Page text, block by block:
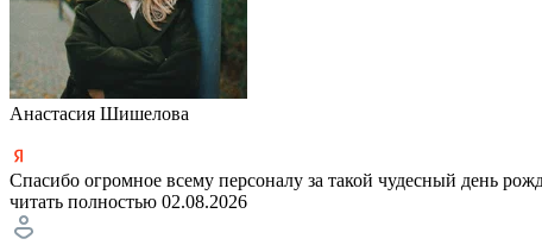
Анастасия Шишелова
Спасибо огромное всему персоналу за такой чудесный день
читать полностью 02.08.2026